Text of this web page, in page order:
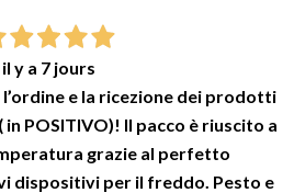
il y a 7 jours
e la ricezione dei prodotti
POSITIVO)! Il pacco è riuscito a
grazie al perfetto
dispositivi per il freddo. Pesto e